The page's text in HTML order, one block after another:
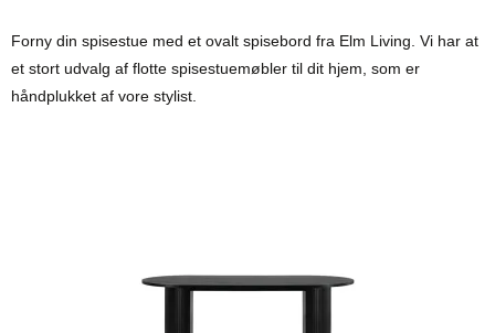
Forny din spisestue med et ovalt spisebord fra Elm Living. Vi har at
et stort udvalg af flotte spisestuemøbler til dit hjem, som er
håndplukket af vore stylist.